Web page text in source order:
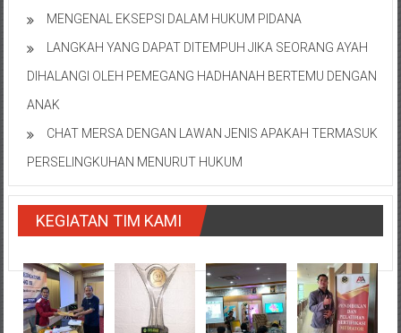
MENGENAL EKSEPSI DALAM HUKUM PIDANA
LANGKAH YANG DAPAT DITEMPUH JIKA SEORANG AYAH
DIHALANGI OLEH PEMEGANG HADHANAH BERTEMU DENGAN
ANAK
CHAT MERSA DENGAN LAWAN JENIS APAKAH TERMASUK
PERSELINGKUHAN MENURUT HUKUM
KEGIATAN TIM KAMI